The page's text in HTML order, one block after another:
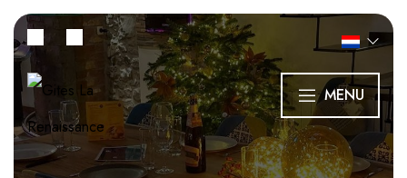
MENU